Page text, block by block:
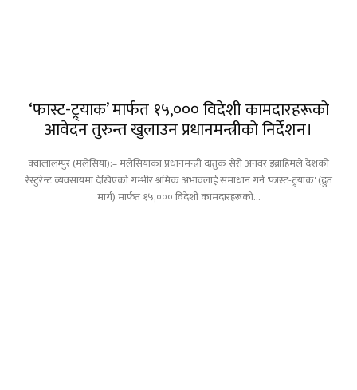
‘फास्ट-ट्र्याक’ मार्फत १५,००० विदेशी कामदारहरूको
आवेदन तुरुन्त खुलाउन प्रधानमन्त्रीको निर्देशन।
क्वालालम्पुर (मलेसिया):= मलेसियाका प्रधानमन्त्री दातुक सेरी अनवर इब्राहिमले देशको
रेस्टुरेन्ट व्यवसायमा देखिएको गम्भीर श्रमिक अभावलाई समाधान गर्न 'फास्ट-ट्र्याक' (द्रुत
मार्ग) मार्फत १५,००० विदेशी कामदारहरूको...